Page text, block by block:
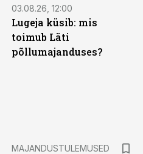
03.08.26, 12:00
Lugeja küsib: mis
toimub Läti
põllumajanduses?
MAJANDUSTULEMUSED